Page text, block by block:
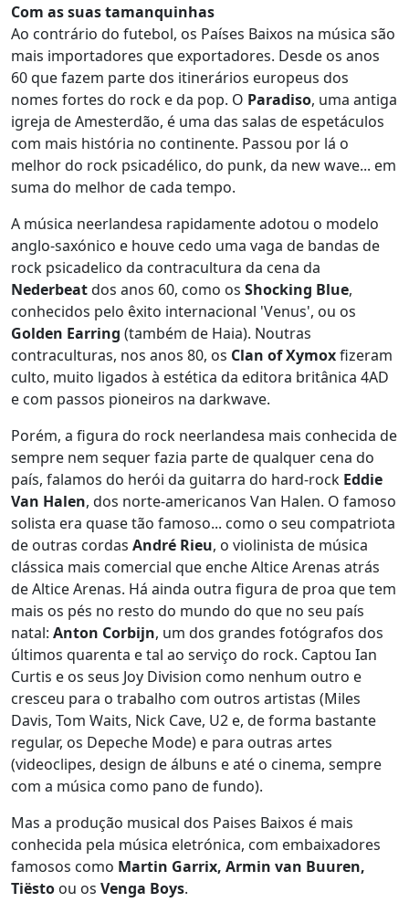
Com as suas tamanquinhas
Ao contrário do futebol, os Países Baixos na música são
mais importadores que exportadores. Desde os anos
60 que fazem parte dos itinerários europeus dos
nomes fortes do rock e da pop. O Paradiso, uma antiga
igreja de Amesterdão, é uma das salas de espetáculos
com mais história no continente. Passou por lá o
melhor do rock psicadélico, do punk, da new wave... em
suma do melhor de cada tempo.
A música neerlandesa rapidamente adotou o modelo
anglo-saxónico e houve cedo uma vaga de bandas de
rock psicadelico da contracultura da cena da
Nederbeatdos anos 60, como os Shocking Blue,
conhecidos pelo êxito internacional 'Venus', ou os
Golden Earring (também de Haia). Noutras
contraculturas, nos anos 80, os Clan of Xymoxfizeram
culto, muito ligados à estética da editora britânica 4AD
e com passos pioneiros na darkwave.
Porém, a figura do rock neerlandesa mais conhecida de
sempre nem sequer fazia parte de qualquer cena do
país, falamos do herói da guitarra do hard-rock Eddie
Van Halen, dos norte-americanos Van Halen. O famoso
solista era quase tão famoso... como o seu compatriota
de outras cordas André Rieu, o violinista de música
clássica mais comercial que enche Altice Arenas atrás
de Altice Arenas. Há ainda outra figura de proa que tem
mais os pés no resto do mundo do que no seu país
natal: Anton Corbijn, um dos grandes fotógrafos dos
últimos quarenta e tal ao serviço do rock. Captou Ian
Curtis e os seus Joy Division como nenhum outro e
cresceu para o trabalho com outros artistas (Miles
Davis, Tom Waits, Nick Cave, U2 e, de forma bastante
regular, os Depeche Mode) e para outras artes
(videoclipes, design de álbuns e até o cinema, sempre
com a música como pano de fundo).
Mas a produção musical dos Paises Baixos é mais
conhecida pela música eletrónica, com embaixadores
famosos como Martin Garrix, Armin van Buuren,
Tiësto ou os Venga Boys.